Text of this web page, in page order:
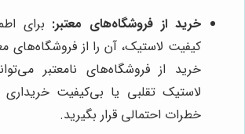
خرید از فروشگاه‌های معتبر: برای
کیفیت لاستیک، آن را از فروشگاه‌های
خرید از فروشگاه‌های نامعتبر
لاستیک تقلبی یا بی‌کیفیت
خطرات احتمالی قرار بگیرید.